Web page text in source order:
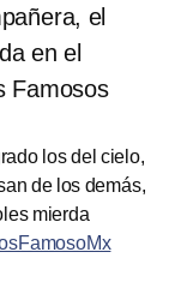
el
en el
Famosos
los del cielo,
de los demás,
mierda